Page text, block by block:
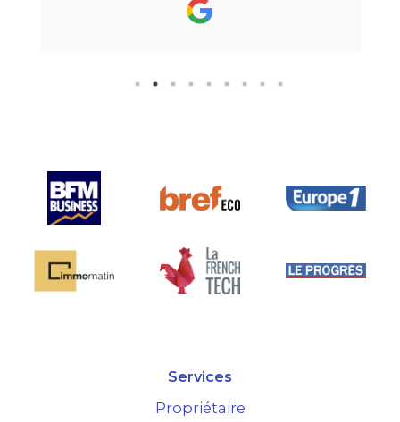
24h par email ou par
supplémentaire est très bien
Services
Propriétaire